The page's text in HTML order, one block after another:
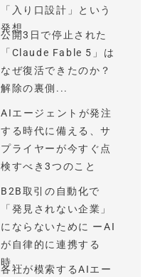
「入り口設計」という
発想
公開3日で停止された
「Claude Fable 5」は
なぜ復活できたのか？
解除の裏側...
AIエージェントが発注
する時代に備える、サ
プライヤーが今すぐ点
検すべき3つのこと
B2B取引の自動化で
「発見されない企業」
にならないために ーAI
が自律的に連携する
時...
各社が模索するAIエー